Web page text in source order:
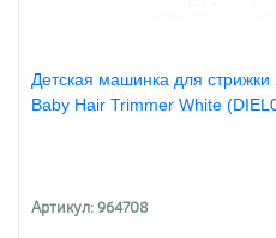
Детская машинка для
Baby Hair Trimmer White
Артикул: 964708